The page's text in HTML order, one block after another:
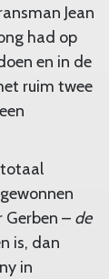
Jean
had op
en in de
ruim twee
totaal
Gerben – de
is, dan
in